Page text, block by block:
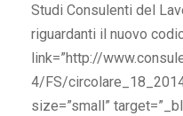
Studi Consulenti del
riguardanti il nuovo
link=”http://
4/FS/
size=”small”